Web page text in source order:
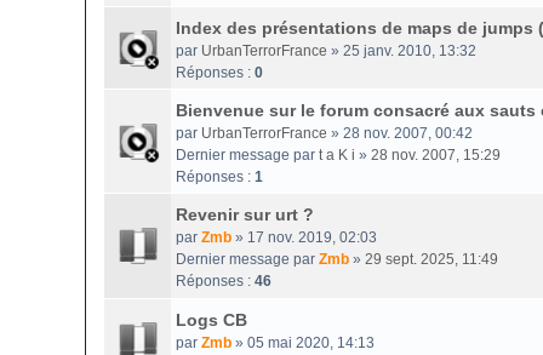
Index des présentations de maps de jumps
par UrbanTerrorFrance » 25 janv. 2010, 13:32
Réponses : 0
Bienvenue sur le forum consacré aux sauts
par UrbanTerrorFrance » 28 nov. 2007, 00:42
Dernier message par t a K i » 28 nov. 2007, 15:29
Réponses : 1
Revenir sur urt ?
par Zmb » 17 nov. 2019, 02:03
Dernier message par Zmb » 29 sept. 2025, 11:49
Réponses : 46
Logs CB
par Zmb » 05 mai 2020, 14:13